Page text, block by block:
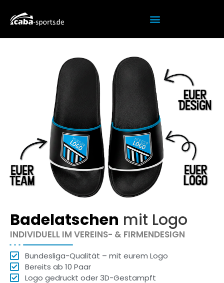
Badelatschen mit Logo
INDIVIDUELL IM VEREINS- & FIRMENDESIGN
Bundesliga-Qualität – mit eurem Logo
Bereits ab 10 Paar
Logo gedruckt oder 3D-Gestampft